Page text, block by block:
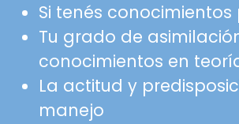
Si tenés conocimientos
Tu grado de
conocimientos en
La actitud y
manejo